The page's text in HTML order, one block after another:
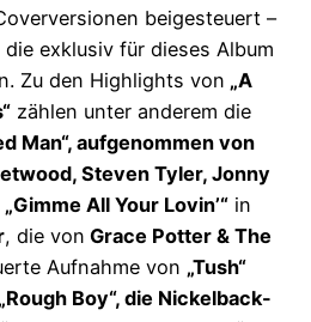
beigesteuert –
exklusiv für dieses Album
Zu den Highlights von „A
zählen unter anderem die
Man“, aufgenommen von
Steven Tyler, Jonny
„Gimme All Your Lovin’“ in
, die von Grace Potter & The
Aufnahme von „Tush“
Boy“, die Nickelback-